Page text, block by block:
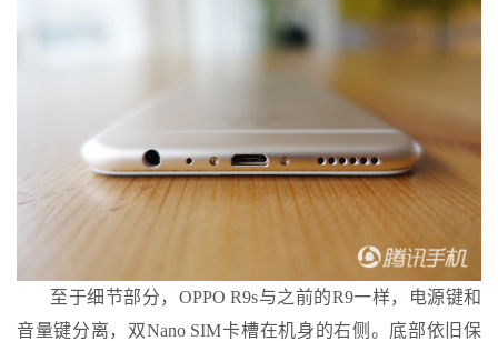
至于细节部分，OPPO R9s与之前的R9一样，电源键和
音量键分离，双Nano SIM卡槽在机身的右侧。底部依旧保